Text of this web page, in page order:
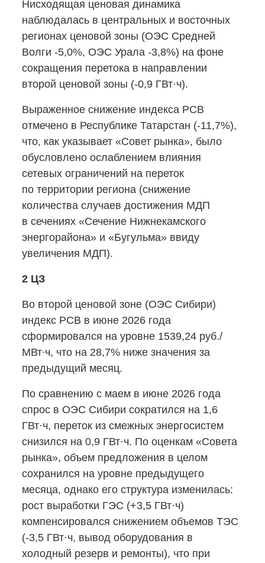
Нисходящая ценовая динамика
наблюдалась в центральных и восточных
регионах ценовой зоны (ОЭС Средней
Волги -5,0%, ОЭС Урала -3,8%) на фоне
сокращения перетока в направлении
второй ценовой зоны (-0,9 ГВт·ч).
Выраженное снижение индекса РСВ
отмечено в Республике Татарстан (-11,7%),
что, как указывает «Совет рынка», было
обусловлено ослаблением влияния
сетевых ограничений на переток
по территории региона (снижение
количества случаев достижения МДП
в сечениях «Сечение Нижнекамского
энергорайона» и «Бугульма» ввиду
увеличения МДП).
2 ЦЗ
Во второй ценовой зоне (ОЭС Сибири)
индекс РСВ в июне 2026 года
сформировался на уровне 1539,24 руб./
МВт∙ч, что на 28,7% ниже значения за
предыдущий месяц.
По сравнению с маем в июне 2026 года
спрос в ОЭС Сибири сократился на 1,6
ГВт·ч, переток из смежных энергосистем
снизился на 0,9 ГВт·ч. По оценкам «Совета
рынка», объем предложения в целом
сохранился на уровне предыдущего
месяца, однако его структура изменилась:
рост выработки ГЭС (+3,5 ГВт·ч)
компенсировался снижением объемов ТЭС
(-3,5 ГВт·ч, вывод оборудования в
холодный резерв и ремонты), что при